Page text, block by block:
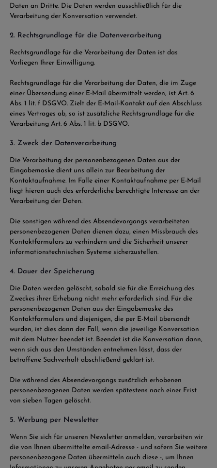
Daten an Dritte. Die Daten werden ausschließlich für die
Verarbeitung der Konversation verwendet.
2. Rechtsgrundlage für die Datenverarbeitung
Rechtsgrundlage für die Verarbeitung der Daten ist das
Vorliegen Ihrer Einwilligung.
Rechtsgrundlage für die Verarbeitung der Daten, die im Zuge
einer Übersendung einer E-Mail übermittelt werden, ist Art. 6
Abs. 1 lit. f DSGVO. Zielt der E-Mail-Kontakt auf den Abschluss
eines Vertrages ab, so ist zusätzliche Rechtsgrundlage für die
Verarbeitung Art. 6 Abs. 1 lit. b DSGVO.
3. Zweck der Datenverarbeitung
Die Verarbeitung der personenbezogenen Daten aus der
Eingabemaske dient uns allein zur Bearbeitung der
Kontaktaufnahme. Im Falle einer Kontaktaufnahme per E-Mail
liegt hieran auch das erforderliche berechtigte Interesse an der
Verarbeitung der Daten.
Die sonstigen während des Absendevorgangs verarbeiteten
personenbezogenen Daten dienen dazu, einen Missbrauch des
Kontaktformulars zu verhindern und die Sicherheit unserer
informationstechnischen Systeme sicherzustellen.
4. Dauer der Speicherung
Die Daten werden gelöscht, sobald sie für die Erreichung des
Zweckes ihrer Erhebung nicht mehr erforderlich sind. Für die
personenbezogenen Daten aus der Eingabemaske des
Kontaktformulars und diejenigen, die per E-Mail übersandt
wurden, ist dies dann der Fall, wenn die jeweilige Konversation
mit dem Nutzer beendet ist. Beendet ist die Konversation dann,
wenn sich aus den Umständen entnehmen lässt, dass der
betroffene Sachverhalt abschließend geklärt ist.
Die während des Absendevorgangs zusätzlich erhobenen
personenbezogenen Daten werden spätestens nach einer Frist
von sieben Tagen gelöscht.
5. Werbung per Newsletter
Wenn Sie sich für unseren Newsletter anmelden, verarbeiten wir
die von Ihnen übermittelte email-Adresse - und sofern Sie weitere
personenbezogene Daten übermitteln auch diese -, um Ihnen